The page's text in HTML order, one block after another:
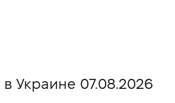
Украине 07.08.2026